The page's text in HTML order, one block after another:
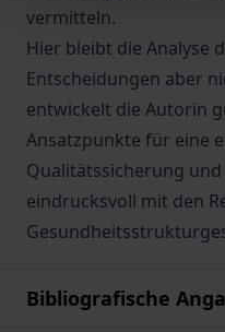
vermitteln.
Hier bleibt die Analyse
Entscheidungen aber
entwickelt die Autorin
Ansatzpunkte für eine
Qualitätssicherung
eindrucksvoll mit den
Bibliografische